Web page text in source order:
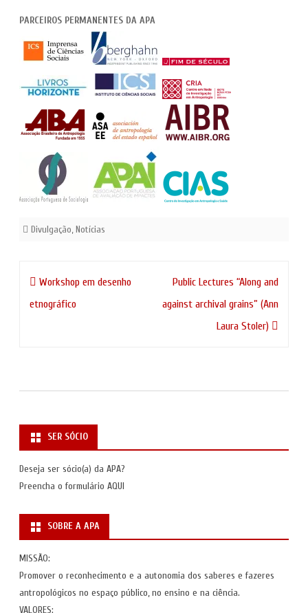
PARCEIROS PERMANENTES DA APA
Divulgação,Notícias
Navegação
de
Workshop em desenho
etnográfico
Public Lectures “Along and
against archival grains” (Ann
Laura Stoler)
SER SÓCIO
Deseja ser sócio(a) da APA?
Preencha o formulário AQUI
SOBRE A APA
MISSÃO:
Promover o reconhecimento e a autonomia dos saberes e fazeres
antropológicos no espaço público, no ensino e na ciência.
VALORES: